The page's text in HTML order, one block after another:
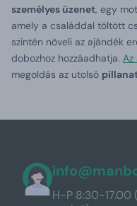
személyes üzenet, egy
amely a családdal töltött
szintén növeli az ajándék
dobozhoz hozzáadhatja. Az
megoldás az utolsó
H-P 8:30-17.00